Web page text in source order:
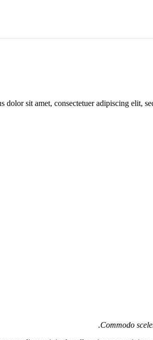
dolor sit amet, consectetuer adipiscing elit,
Commodo